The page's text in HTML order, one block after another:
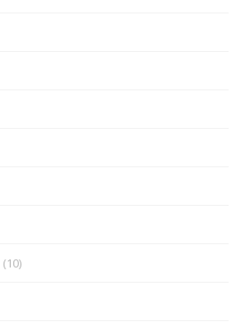
(10)